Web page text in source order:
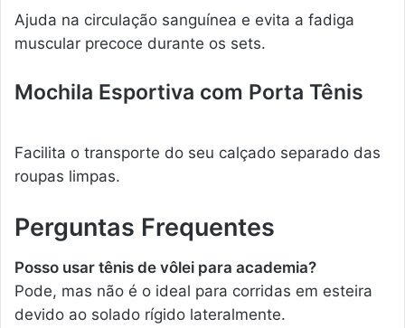
Ajuda na circulação sanguínea e evita a fadiga
muscular precoce durante os sets.
Mochila Esportiva com Porta Tênis
Facilita o transporte do seu calçado separado das
roupas limpas.
Perguntas Frequentes
Posso usar tênis de vôlei para academia?
Pode, mas não é o ideal para corridas em esteira
devido ao solado rígido lateralmente.